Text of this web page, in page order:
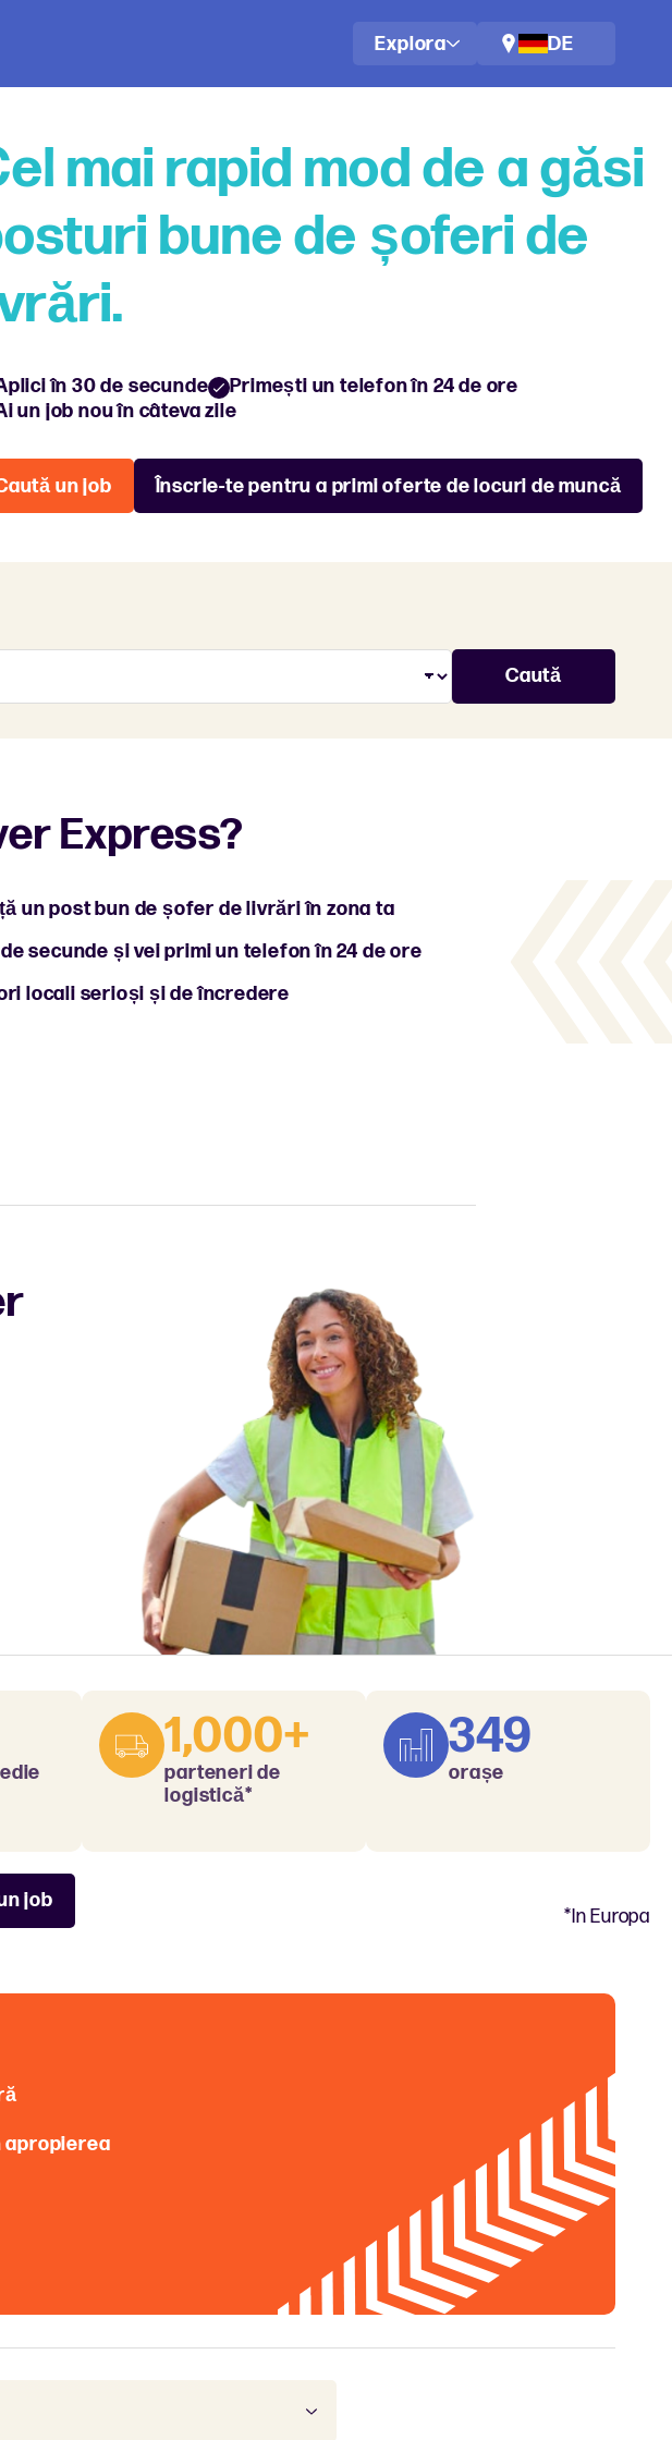
Explora DE
mai rapid mod de a găsi
bune de șoferi de
în 30 de secunde
Primești un telefon în 24 de ore
un job nou în câteva zile
un job Înscrie-te pentru a primi oferte de locuri de muncă
Express?
un post bun de șofer de livrări în zona ta
secunde și vei primi un telefon în 24 de ore
locali serioși și de încredere
1,000+
parteneri de
logistică*
349
orașe
*In Europa
job
apropierea